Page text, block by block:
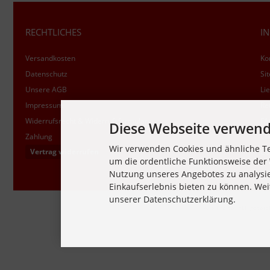
RECHTLICHES
Versandkosten
Datenschutz
Unsere AGB
Impressum
Widerrufsrecht & Widerrufsformular
Zahlung
Vertrag widerrufen
Diese Webseite
Wir verwenden Cookies und ähnliche
um die ordentliche Funktionsweise
Nutzung unseres Angebotes zu
Einkaufserlebnis bieten zu können.
unserer Datenschutzerklärung.